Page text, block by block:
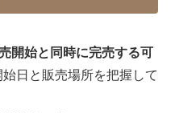
開始と同時に完売する可
日と販売場所を把握して